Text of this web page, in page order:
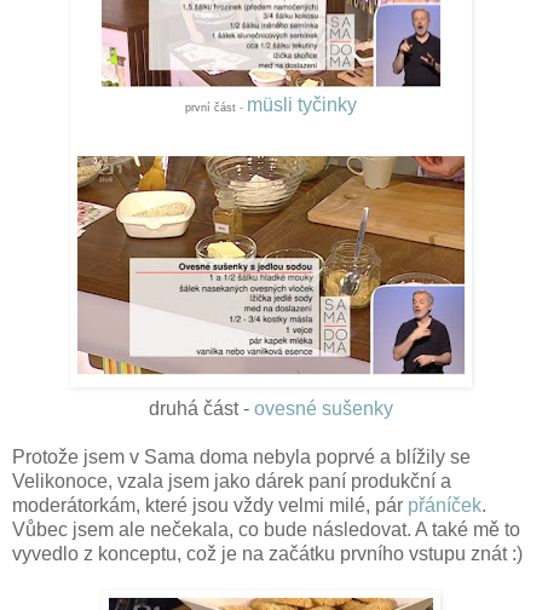
první část - müsli tyčinky
druhá část - ovesné sušenky
Protože jsem v Sama doma nebyla poprvé a blížily se
Velikonoce, vzala jsem jako dárek paní produkční a
moderátorkám, které jsou vždy velmi milé, pár přáníček.
Vůbec jsem ale nečekala, co bude následovat. A také mě to
vyvedlo z konceptu, což je na začátku prvního vstupu znát :)